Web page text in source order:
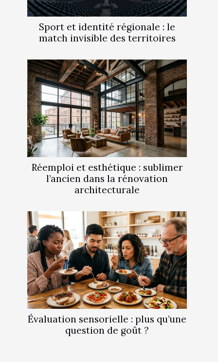
Sport et identité régionale : le
match invisible des territoires
Réemploi et esthétique : sublimer
l’ancien dans la rénovation
architecturale
Évaluation sensorielle : plus qu’une
question de goût ?